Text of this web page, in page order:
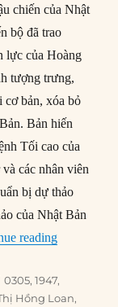
chiến của Nhật
bộ đã trao
lực của Hoàng
tượng trưng,
cơ bản, xóa bỏ
Bản hiến
Tối cao của
các nhân viên
bị dự thảo
của Nhật Bản
reading“03/05/
Tags
0305,1947,
Hồng Loan,